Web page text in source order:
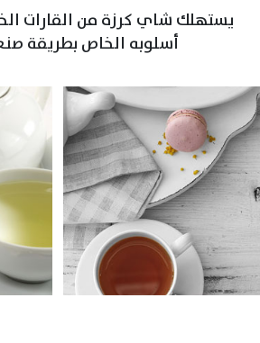
يستهلك شاي كرزة من القارات
أسلوبه الخاص بطريقة